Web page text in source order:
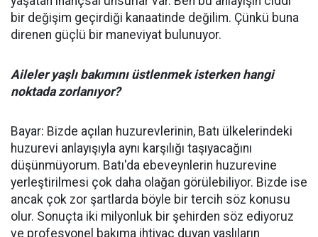
bir değişim geçirdiği kanaatinde değilim. Çünkü buna
direnen güçlü bir maneviyat bulunuyor.
Aileler yaşlı bakımını üstlenmek isterken hangi
noktada zorlanıyor?
Bayar: Bizde açılan huzurevlerinin, Batı ülkelerindeki
huzurevi anlayışıyla aynı karşılığı taşıyacağını
düşünmüyorum. Batı'da ebeveynlerin huzurevine
yerleştirilmesi çok daha olağan görülebiliyor. Bizde ise
ancak çok zor şartlarda böyle bir tercih söz konusu
olur. Sonuçta iki milyonluk bir şehirden söz ediyoruz
ve profesyonel bakıma ihtiyaç duyan yaşlıların